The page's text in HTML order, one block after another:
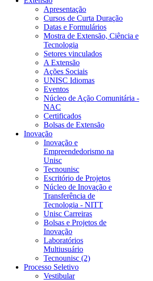
Apresentação
Cursos de Curta Duração
Datas e Formulários
Mostra de Extensão, Ciência e
Tecnologia
Setores vinculados
A Extensão
Ações Sociais
UNISC Idiomas
Eventos
Núcleo de Ação Comunitária -
NAC
Certificados
Bolsas de Extensão
Inovação
Inovação e
Empreendedorismo na
Unisc
Tecnounisc
Escritório de Projetos
Núcleo de Inovação e
Transferência de
Tecnologia - NITT
Unisc Carreiras
Bolsas e Projetos de
Inovação
Laboratórios
Multiusuário
Tecnounisc (2)
Processo Seletivo
Vestibular